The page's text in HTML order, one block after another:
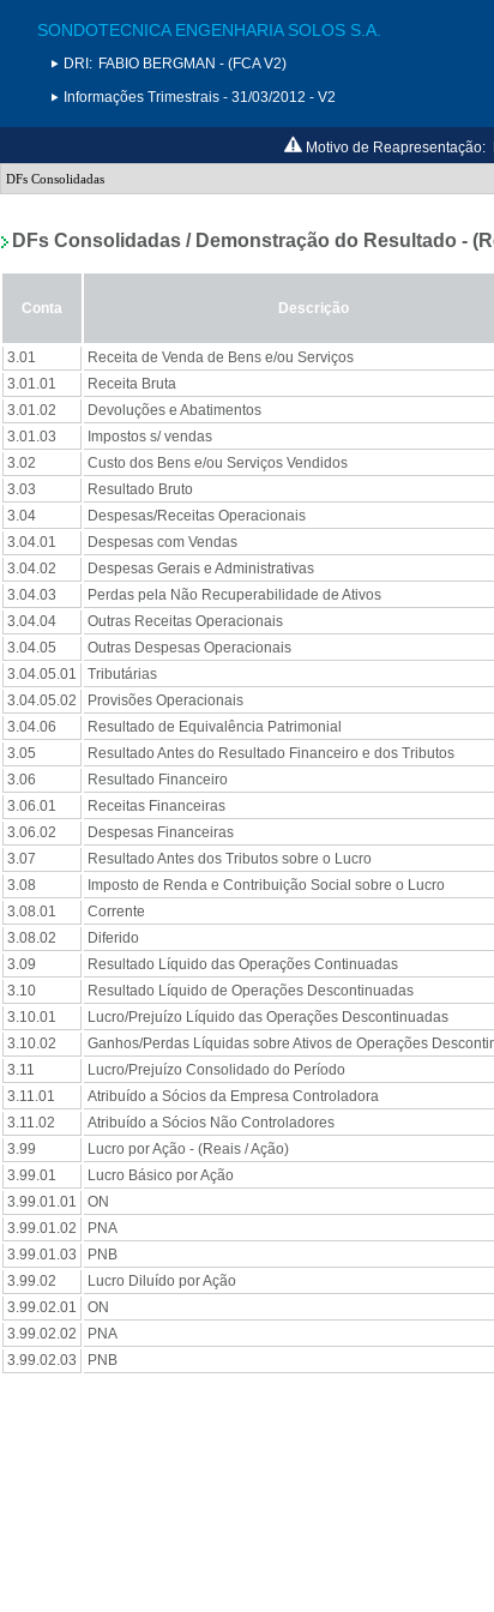
SONDOTECNICA ENGENHARIA SOLOS S.A.
DRI: FABIO BERGMAN - (FCA V2)
Informações Trimestrais - 31/03/2012 - V2
Motivo de Reapresentação: